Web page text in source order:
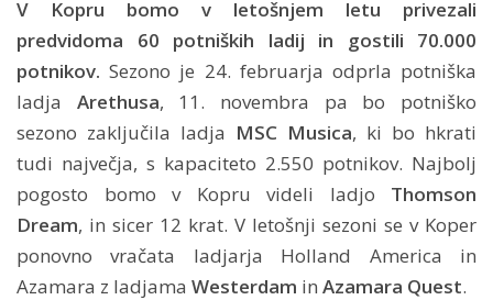
V Kopru bomo v letošnjem letu privezali
predvidoma 60 potniških ladij in gostili 70.000
potnikov. Sezono je 24. februarja odprla potniška
ladja Arethusa, 11. novembra pa bo potniško
sezono zaključila ladja MSC Musica, ki bo hkrati
tudi največja, s kapaciteto 2.550 potnikov. Najbolj
pogosto bomo v Kopru videli ladjo Thomson
Dream, in sicer 12 krat. V letošnji sezoni se v Koper
ponovno vračata ladjarja Holland America in
Azamara z ladjama Westerdam in Azamara Quest.